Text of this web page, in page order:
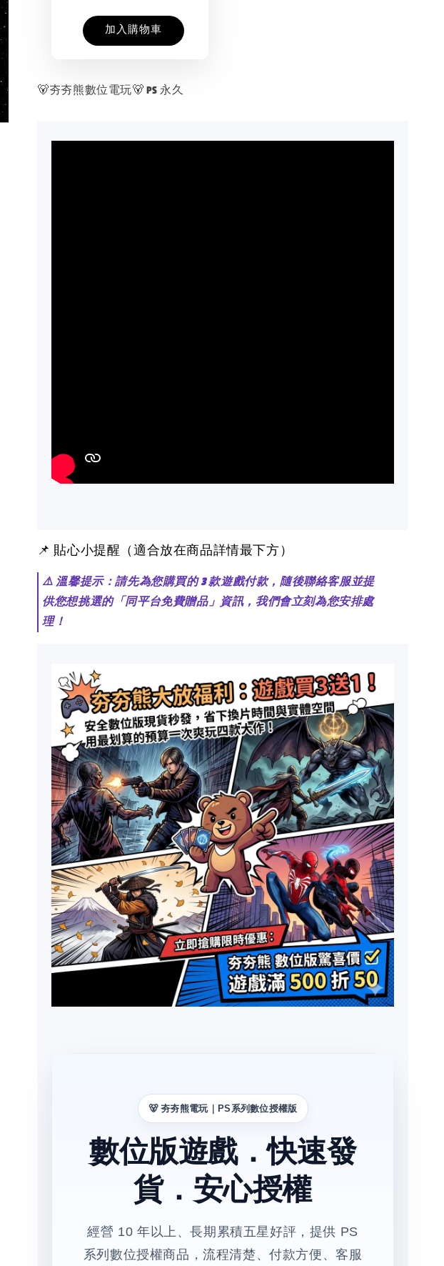
加入購物車
🐻夯夯熊數位電玩🐻 PS 永久
📌 貼心小提醒（適合放在商品詳情最下方）
⚠️ 溫馨提示：請先為您購買的 3 款遊戲付款，隨後聯絡客服並提
供您想挑選的「同平台免費贈品」資訊，我們會立刻為您安排處
理！
🐻 夯夯熊電玩｜PS系列數位授權版
數位版遊戲．快速發
貨．安心授權
經營 10 年以上、長期累積五星好評，提供 PS
系列數位授權商品，流程清楚、付款方便、客服